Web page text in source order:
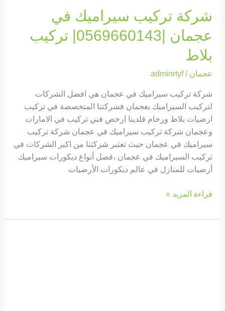
شركة تركيب سيراميك في
عجمان |0569660143| تركيب
بلاط
عجمان /
adminrtyf
شركة تركيب سيراميك في عجمان هي افضل الشركات
لتركيب السيراميك بعجمان فشركتنا المتخصصة في تركيب
ارضيات بلاط ورخام فلدينا ارخص فني تركيب في الامارات
وعجمان شركة تركيب سيراميك في عجمان شركة تركيب
سيراميك في عجمان حيث تعتبر شركتنا من اكبر الشركات في
تركيب السيراميك في عجمان ،فضل أنواع ديكورات سيراميك
أرضيات للمنازل في عالم ديكورات الأرضيات
قراءة المزيد »